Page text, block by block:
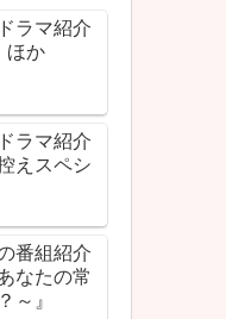
ラマ紹介
ほか
ラマ紹介
えスペシ
番組紹介
なたの常
～』